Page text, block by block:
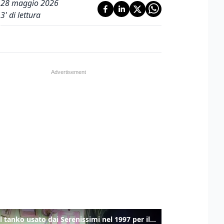
28 maggio 2026
3' di lettura
Ecco il tanko usato dai Serenissimi nel 1997 per il blitz a San Marco